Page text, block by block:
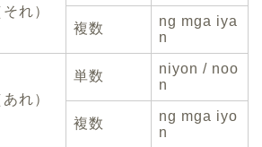
れ）
複数
ng mga iya
n
れ）
単数
niyon / noo
n
複数
ng mga iyo
n